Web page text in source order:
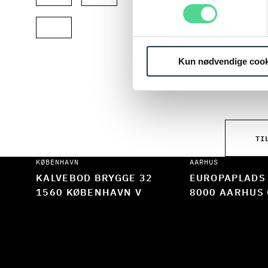
Kun nødvendige
Når du
ønsker
KØBENHAVN
KALVEBOD BRYGGE 32
1560 KØBENHAVN V
AARHUS
EUROPAPLADS
8000 AARHUS